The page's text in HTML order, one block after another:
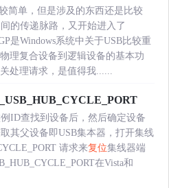
简单，但是涉及的东西还是比较
的传递脉路，又开始进入了
是Windows系统中关于USB比较重
理复合设备到逻辑设备的基本功
处理请求，是值得我......
ID查找到设备后，然后确定设备
其父设备即USB集本器，打开集线
请求来复位集线器端
在Vista和